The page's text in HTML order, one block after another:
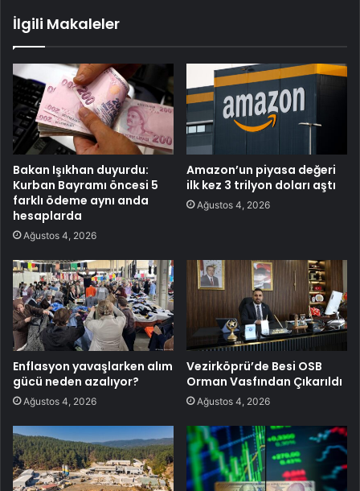
İlgili Makaleler
Bakan Işıkhan duyurdu:
Kurban Bayramı öncesi 5
farklı ödeme aynı anda
hesaplarda
Ağustos 4, 2026
Amazon’un piyasa değeri
ilk kez 3 trilyon doları aştı
Ağustos 4, 2026
Enflasyon yavaşlarken alım
gücü neden azalıyor?
Ağustos 4, 2026
Vezirköprü’de Besi OSB
Orman Vasfından Çıkarıldı
Ağustos 4, 2026